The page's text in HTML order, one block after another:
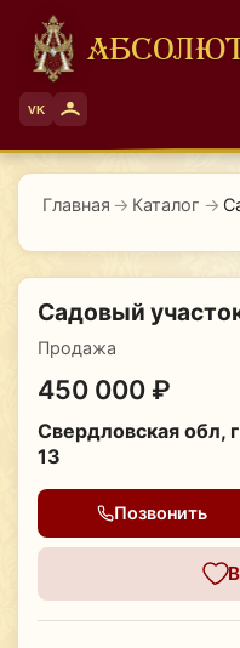
VK
Главная → Каталог →
Садовый
Продажа
450 000 ₽
Свердловская обл,
13
Позвонить